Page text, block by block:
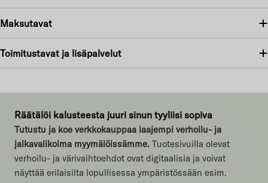
Maksutavat
Toimitustavat ja lisäpalvelut
Räätälöi kalusteesta juuri sinun tyyliisi sopiva
Tutustu ja koe verkkokauppaa laajempi verhoilu- ja
jalkavalikoima myymälöissämme. Tuotesivuilla olevat
verhoilu- ja värivaihtoehdot ovat digitaalisia ja voivat
näyttää erilaisilta lopullisessa ympäristössään esim.